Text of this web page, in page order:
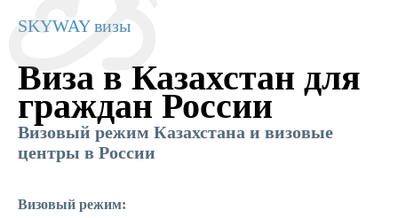
SKYWAY визы
Виза в Казахстан для
граждан России
Визовый режим Казахстана и визовые
центры в России
Визовый режим: